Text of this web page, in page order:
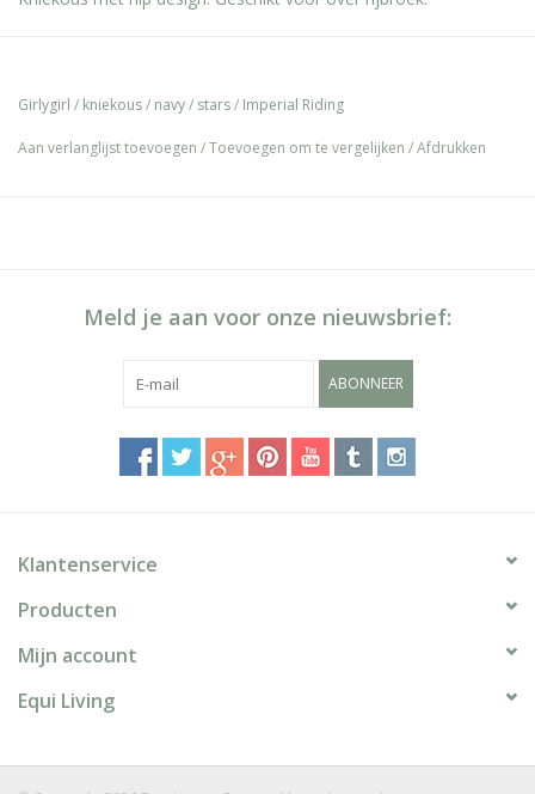
Girlygirl / kniekous/ navy/ stars/ Imperial Riding
Aan verlanglijst toevoegen /Toevoegen om te vergelijken /Afdrukken
Meld je aan voor onze nieuwsbrief:
ABONNEER
Klantenservice
Producten
Mijn account
Equi Living